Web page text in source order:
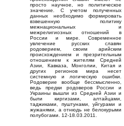
просто научное, но политическое
значение. С учетом полученных
данных необходимо формировать
взвешенную политику
межнациональных и
межрелигиозных отношений в
России и мире. Современное
увлечение русских славян
родоверием, своим арийским
происхождением и презрительным
отношением к жителям Средней
Азии, Кавказа, Монголии, Китая и
других регионов мира несет
системную и логическую ошибки.
Родоверие вообще бессмысленно,
ведь предки родоверов России и
Украины вышли из Средней Азии и
были киргизами, алтайцами,
таджиками, пуштунами, уйгурами и
жужанями, а отнюдь не белокурыми
полубогами. 12-18.03.2011.